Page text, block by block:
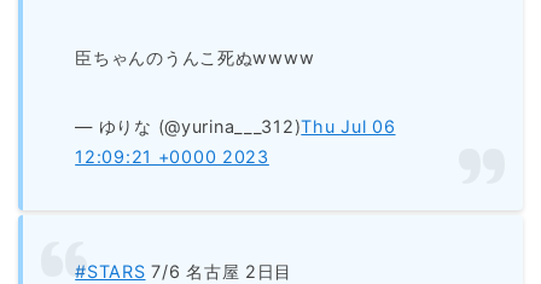
臣ちゃんのうんこ死ぬwwww
— ゆりな (@yurina___312)Thu Jul 06
12:09:21 +0000 2023
#STARS 7/6 名古屋 2日目